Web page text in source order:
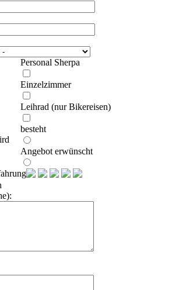
Personal Sherpa
Einzelzimmer
Leihrad (nur Bikereisen)
besteht
Angebot erwünscht